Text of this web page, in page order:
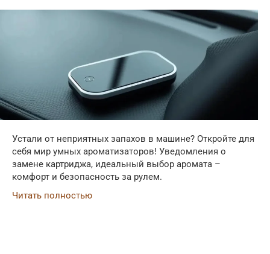
Устали от неприятных запахов в машине? Откройте для
себя мир умных ароматизаторов! Уведомления о
замене картриджа, идеальный выбор аромата –
комфорт и безопасность за рулем.
Читать полностью